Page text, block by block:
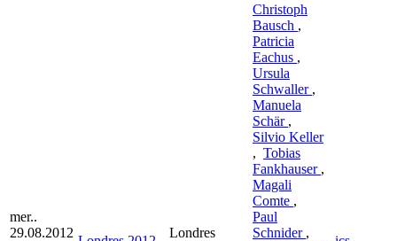
mer..
29.08.2012
Londres
Christoph
Bausch ,
Patricia
Eachus ,
Ursula
Schwaller ,
Manuela
Schär ,
Silvio Keller
, Tobias
Fankhauser ,
Magali
Comte ,
Paul
Schnider ,